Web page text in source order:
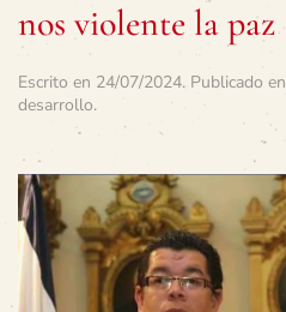
nos violente la paz
Escrito en 24/07/2024. Publicado en
desarrollo.